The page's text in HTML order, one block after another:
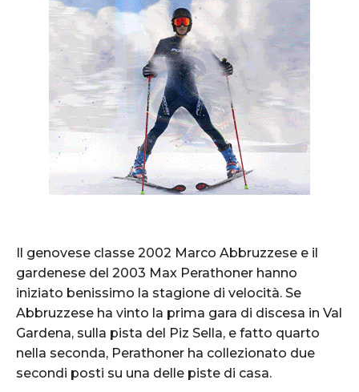
Il genovese classe 2002 Marco Abbruzzese e il
gardenese del 2003 Max Perathoner hanno
iniziato benissimo la stagione di velocità. Se
Abbruzzese ha vinto la prima gara di discesa in Val
Gardena, sulla pista del Piz Sella, e fatto quarto
nella seconda, Perathoner ha collezionato due
secondi posti su una delle piste di casa.